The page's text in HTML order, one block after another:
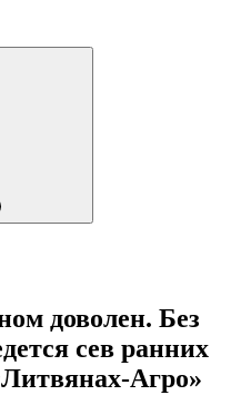
доволен. Без
сев ранних
Агро»